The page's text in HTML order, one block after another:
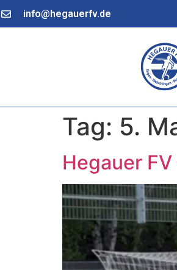
info@hegauerfv.de
Tag: 5.
Hegauer